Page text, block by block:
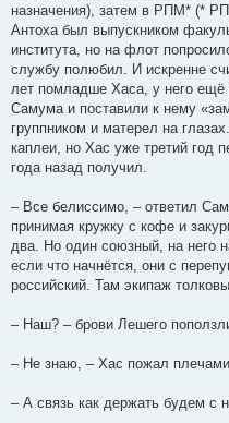
назначения), затем в РПМ* (*
Антоха был выпускником
института, но на флот
службу полюбил. И искренне
лет помладше Хаса, у него ещё
Самума и поставили к нему
группником и матерел на
каплеи, но Хас уже третий год
года назад получил.
– Все белиссимо, – ответил
принимая кружку с кофе и
два. Но один союзный, на него
если что начнётся, они с
российский. Там экипаж
– Наш? – брови Лешего
– Не знаю, – Хас пожал
– А связь как держать будем с